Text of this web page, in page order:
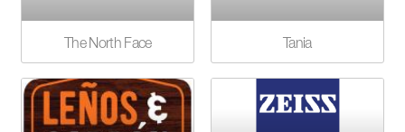
The North Face Tania